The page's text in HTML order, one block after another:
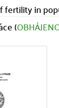
fertility in
(